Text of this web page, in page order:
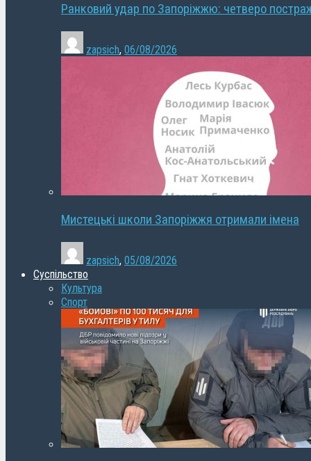
Ранковий удар по Запоріжжю: четверо
zapsich, 06/08/2026
Мистецькі школи Запоріжжя отримали імена
zapsich, 05/08/2026
Суспільство
Культура
Спорт